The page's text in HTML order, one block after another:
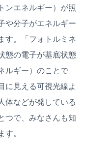
ンエネルギー）が照
や分子がエネルギー
す。「フォトルミネ
態の電子が基底状態
ルギー）のことで
に見える可視光線よ
体などが発している
つで、みなさんも知
。